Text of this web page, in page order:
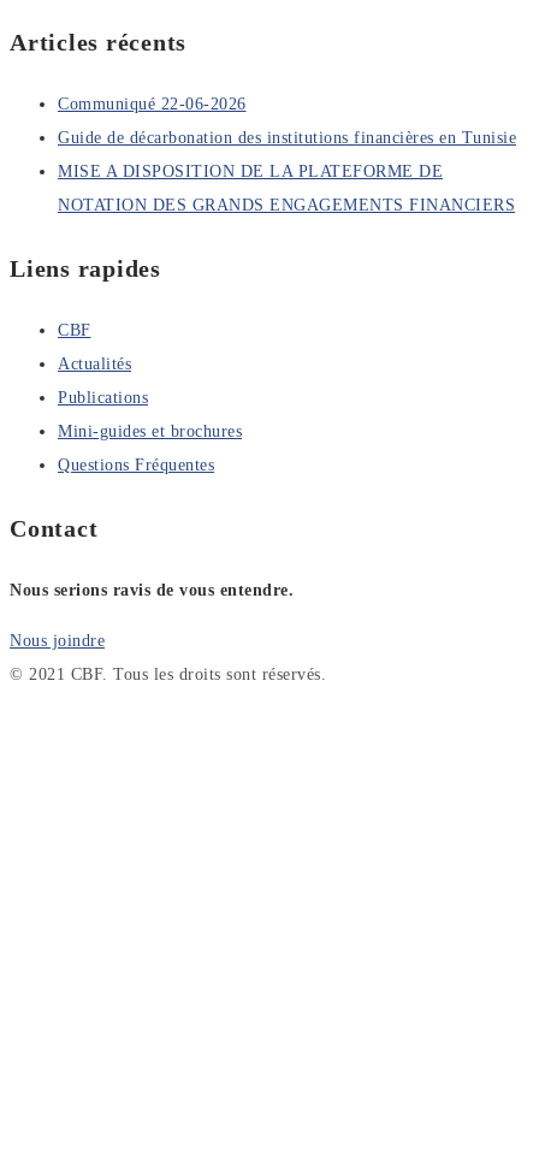
Articles récents
Communiqué 22-06-2026
Guide de décarbonation des institutions financières en Tunisie
MISE A DISPOSITION DE LA PLATEFORME DE
NOTATION DES GRANDS ENGAGEMENTS FINANCIERS
Liens rapides
CBF
Actualités
Publications
Mini-guides et brochures
Questions Fréquentes
Contact
Nous serions ravis de vous entendre.
Nous joindre
© 2021 CBF. Tous les droits sont réservés.